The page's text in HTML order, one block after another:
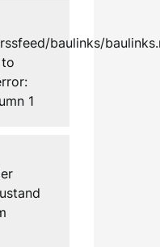
baulinks/
1